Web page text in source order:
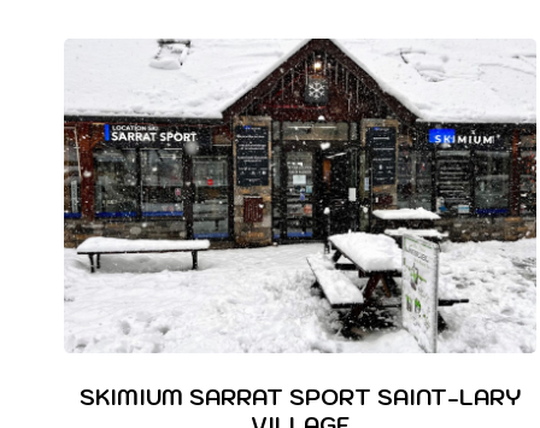
SKIMIUM SARRAT SPORT SAINT-LARY